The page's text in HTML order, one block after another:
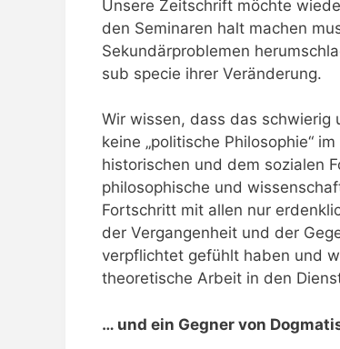
Unsere Zeitschrift möchte
den Seminaren halt machen
Sekundärproblemen
sub specie ihrer Veränderung.
Wir wissen, dass das schwierig
keine „politische Philosophie“
historischen und dem sozialen
philosophische und
Fortschritt mit allen nur
der Vergangenheit und der
verpflichtet gefühlt haben und
theoretische Arbeit in den
… und ein Gegner von